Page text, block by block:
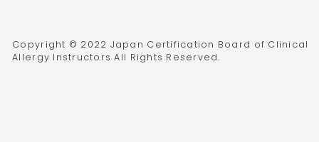
Copyright © 2022 Japan Certification Board of Clinical
Allergy Instructors All Rights Reserved.